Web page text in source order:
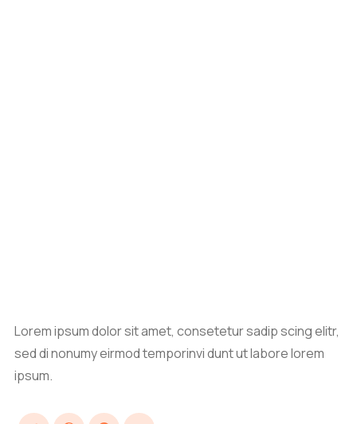
Lorem ipsum dolor sit amet, consetetur sadip scing elitr,
sed di nonumy eirmod temporinvi dunt ut labore lorem
ipsum.